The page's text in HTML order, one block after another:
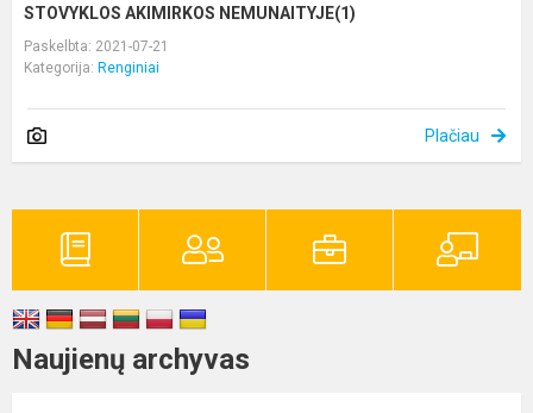
STOVYKLOS AKIMIRKOS NEMUNAITYJE(1)
Paskelbta: 2021-07-21
Kategorija: Renginiai
Plačiau
Naujienų archyvas